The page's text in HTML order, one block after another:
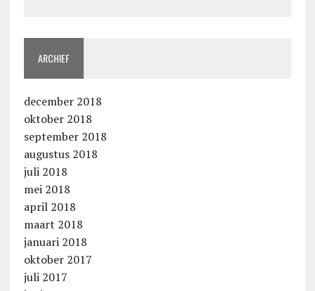
ARCHIEF
december 2018
oktober 2018
september 2018
augustus 2018
juli 2018
mei 2018
april 2018
maart 2018
januari 2018
oktober 2017
juli 2017